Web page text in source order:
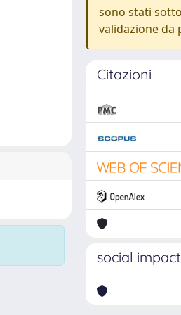
sono stati
validazione da
Citazioni
social impact